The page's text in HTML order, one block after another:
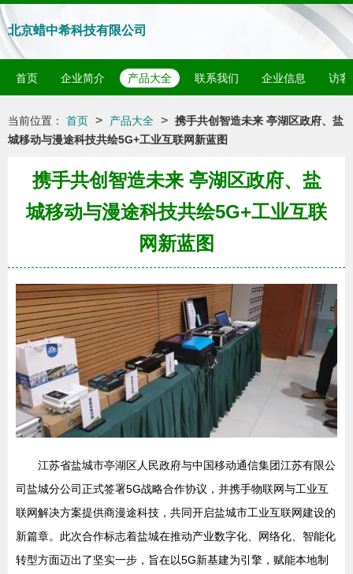
北京蜡中希科技有限公司
首页 企业简介 产品大全 联系我们 企业信息 访客
当前位置： 首页 > 产品大全 > 携手共创智造未来 亭湖区政府、盐
城移动与漫途科技共绘5G+工业互联网新蓝图
携手共创智造未来 亭湖区政府、盐
城移动与漫途科技共绘5G+工业互联
网新蓝图
江苏省盐城市亭湖区人民政府与中国移动通信集团江苏有限公
司盐城分公司正式签署5G战略合作协议，并携手物联网与工业互
联网解决方案提供商漫途科技，共同开启盐城市工业互联网建设的
新篇章。此次合作标志着盐城在推动产业数字化、网络化、智能化
转型方面迈出了坚实一步，旨在以5G新基建为引擎，赋能本地制